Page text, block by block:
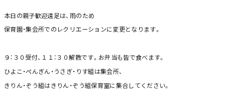
本日の親子歓迎遠足は、雨のため
保育園・集会所でのレクリエーションに変更となります。
９：３０受付、１１：３０解散です。お弁当も皆で食べます。
ひよこ・ぺんぎん・うさぎ・りす組は集会所、
きりん・ぞう組はきりん・ぞう組保育室に集合してください。